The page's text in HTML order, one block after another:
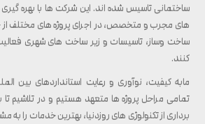
ساختمانی تاسیس شده اند. این شرکت ها با بهره گیری
های مجرب و متخصص، در اجرای پروژه های مختلف
ساخت وساز، تاسیسات و زیر ساخت های شهری
کنند.
مابه کیفیت، نوآوری و رعایت استانداردهای بین
تمامی مراحل پروژه ها متعهد هستیم و در تلاشیم تا
برداری از تکنولوژی های روزدنیا، بهترین خدمات را به